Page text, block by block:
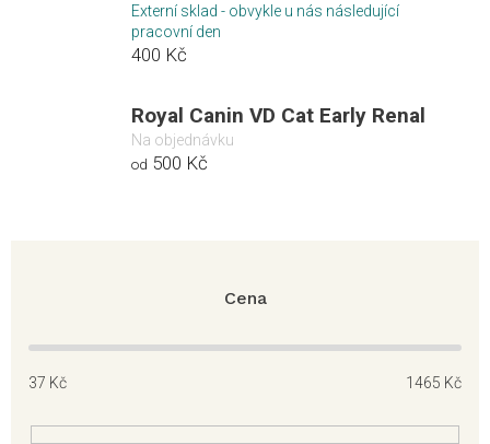
Externí sklad - obvykle u nás následující
pracovní den
400 Kč
Royal Canin VD Cat Early Renal
Na objednávku
od 500 Kč
Cena
37 Kč 1465 Kč